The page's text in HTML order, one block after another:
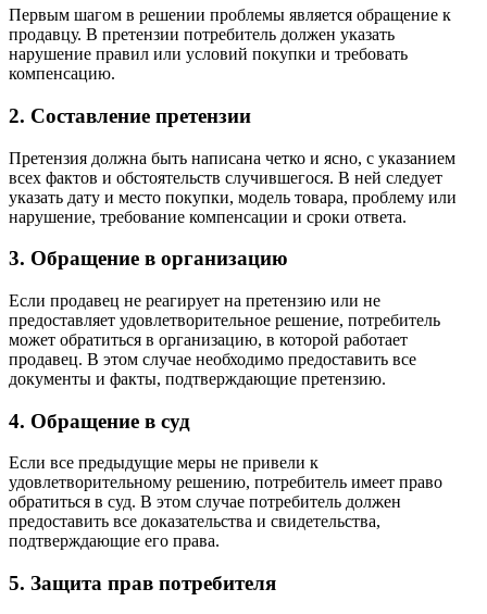
Первым шагом в решении проблемы является обращение к
продавцу. В претензии потребитель должен указать
нарушение правил или условий покупки и требовать
компенсацию.
2. Составление претензии
Претензия должна быть написана четко и ясно, с указанием
всех фактов и обстоятельств случившегося. В ней следует
указать дату и место покупки, модель товара, проблему или
нарушение, требование компенсации и сроки ответа.
3. Обращение в организацию
Если продавец не реагирует на претензию или не
предоставляет удовлетворительное решение, потребитель
может обратиться в организацию, в которой работает
продавец. В этом случае необходимо предоставить все
документы и факты, подтверждающие претензию.
4. Обращение в суд
Если все предыдущие меры не привели к
удовлетворительному решению, потребитель имеет право
обратиться в суд. В этом случае потребитель должен
предоставить все доказательства и свидетельства,
подтверждающие его права.
5. Защита прав потребителя